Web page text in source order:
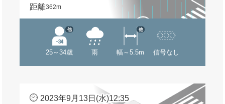
距離362m
25～34歳
他
雨 幅～5.5m
他
信号なし
2023年9月13日(水)12:35